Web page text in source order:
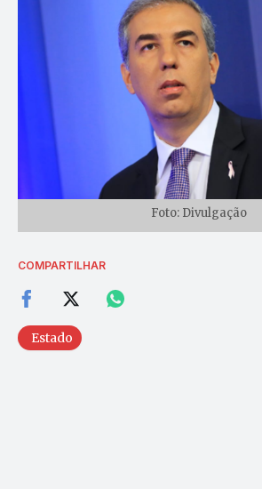
Foto: Divulgação
COMPARTILHAR
Estado